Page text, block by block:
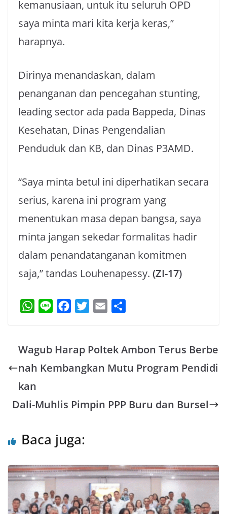
kemanusiaan, untuk itu seluruh OPD
saya minta mari kita kerja keras,”
harapnya.
Dirinya menandaskan, dalam
penanganan dan pencegahan stunting,
leading sector ada pada Bappeda, Dinas
Kesehatan, Dinas Pengendalian
Penduduk dan KB, dan Dinas P3AMD.
“Saya minta betul ini diperhatikan secara
serius, karena ini program yang
menentukan masa depan bangsa, saya
minta jangan sekedar formalitas hadir
dalam penandatanganan komitmen
saja,” tandas Louhenapessy. (ZI-17)
W
t
p
p
e
e
k
t
i
l
r
Wagub Harap Poltek Ambon Terus Berbe
nah Kembangkan Mutu Program Pendidi
kan
Dali-Muhlis Pimpin PPP Buru dan Bursel
Baca juga: